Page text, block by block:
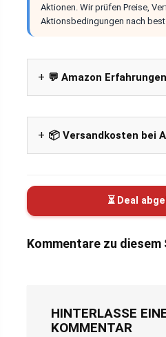
Aktionen. Wir prüfen Preise,
Aktionsbedingungen nach
💬 Amazon Erfahrungen
📦 Versandkosten bei
⏳ Deal
Kommentare zu diesem
HINTERLASSE
KOMMENTAR